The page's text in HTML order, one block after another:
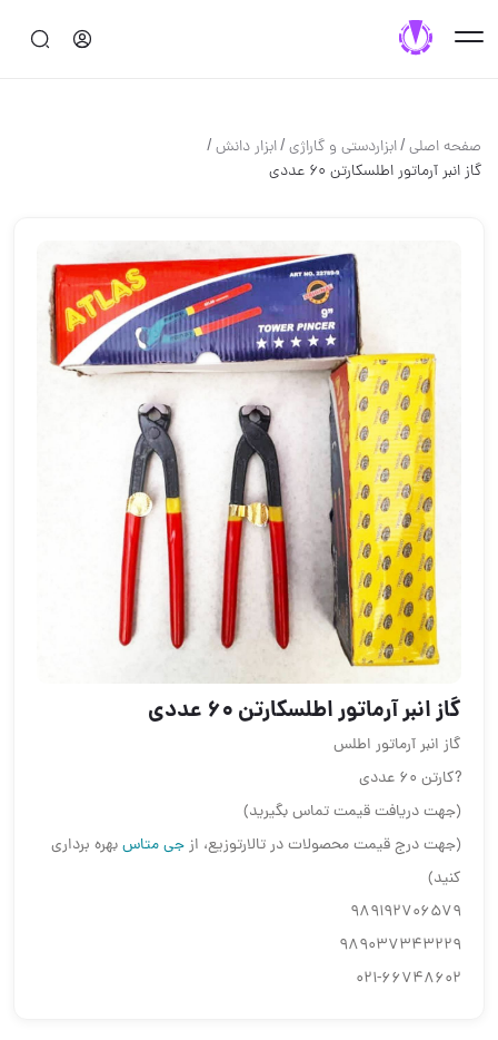
صفحه اصلی/ابزاردستی و گاراژی/ابزار دانش/
گاز انبر آرماتور اطلسکارتن ۶۰ عددی
گاز انبر آرماتور اطلسکارتن ۶۰ عددی
گاز انبر آرماتور اطلس
?کارتن ۶۰ عددی
(جهت دریافت قیمت تماس بگیرید)
(جهت درج قیمت محصولات در تالارتوزیع، ازجی متاسبهره برداری
کنید)
989192706579
989037343229
021-66748602